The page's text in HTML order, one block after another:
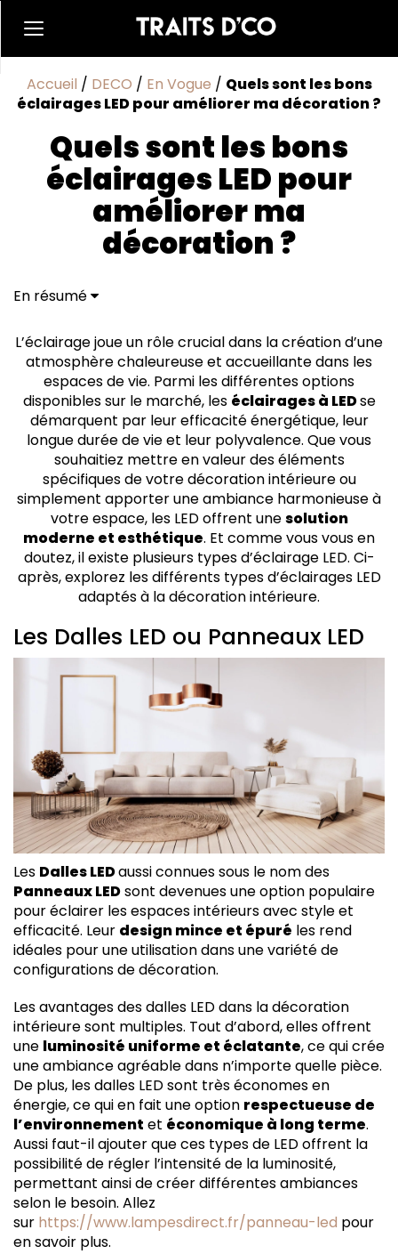
Accueil / DECO / En Vogue / Quels sont les bons
éclairages LED pour améliorer ma décoration ?
Quels sont les bons
éclairages LED pour
améliorer ma
décoration ?
En résumé
Les ampoules LED
Les Réglettes LED
Quel est l’éclairage le plus adapté pour chaque
pièce ?
L’éclairage joue un rôle crucial dans la création d’une
atmosphère chaleureuse et accueillante dans les
espaces de vie. Parmi les différentes options
disponibles sur le marché, les éclairages à LEDse
démarquent par leur efficacité énergétique, leur
longue durée de vie et leur polyvalence. Que vous
souhaitiez mettre en valeur des éléments
spécifiques de votre décoration intérieure ou
simplement apporter une ambiance harmonieuse à
votre espace, les LED offrent unesolution
moderne et esthétique. Et comme vous vous en
doutez, il existe plusieurs types d’éclairage LED. Ci-
après, explorez les différents types d’éclairages LED
adaptés à la décoration intérieure.
Les Dalles LED ou Panneaux LED
Les Dalles LEDaussi connues sous le nom des
Panneaux LEDsont devenues une option populaire
pour éclairer les espaces intérieurs avec style et
efficacité. Leur design mince et épuré les rend
idéales pour une utilisation dans une variété de
configurations de décoration.
Les avantages des dalles LED dans la décoration
intérieure sont multiples. Tout d’abord, elles offrent
une luminosité uniforme et éclatante, ce qui crée
une ambiance agréable dans n’importe quelle pièce.
De plus, les dalles LED sont très économes en
énergie, ce qui en fait une option respectueuse de
l’environnement et économique à long terme.
Aussi faut-il ajouter que ces types de LED offrent la
possibilité de régler l’intensité de la luminosité,
permettant ainsi de créer différentes ambiances
selon le besoin. Allez
sur https://www.lampesdirect.fr/panneau-led pour
en savoir plus.